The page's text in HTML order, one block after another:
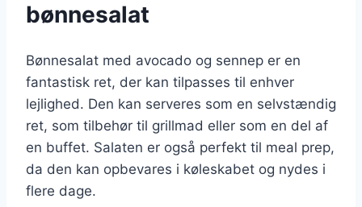
bønnesalat
Bønnesalat med avocado og sennep er en
fantastisk ret, der kan tilpasses til enhver
lejlighed. Den kan serveres som en selvstændig
ret, som tilbehør til grillmad eller som en del af
en buffet. Salaten er også perfekt til meal prep,
da den kan opbevares i køleskabet og nydes i
flere dage.